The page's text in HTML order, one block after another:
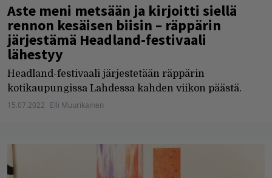
Aste meni metsään ja kirjoitti siellä
rennon kesäisen biisin – räppärin
järjestämä Headland-festivaali
lähestyy
Headland-festivaali järjestetään räppärin
kotikaupungissa Lahdessa kahden viikon päästä.
15.07.2022 Elli Muurikainen